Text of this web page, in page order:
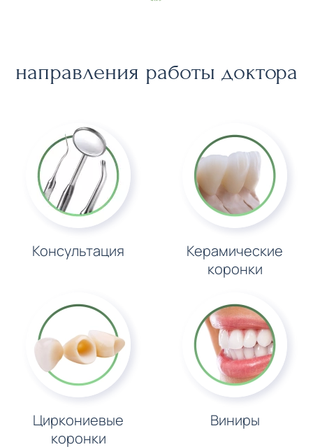
направления работы доктора
Консультация
Керамические
коронки
Циркониевые
коронки
Виниры